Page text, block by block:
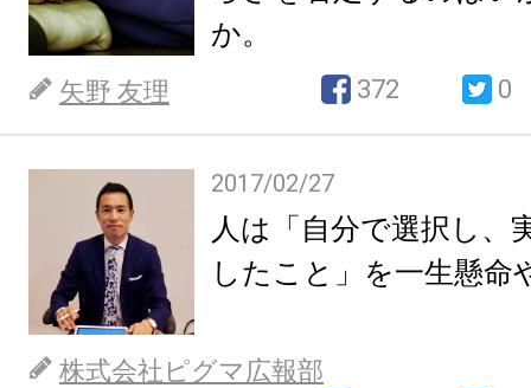
か。
矢野 友理 372 0
2017/02/27
人は「自分で選択し、
したこと」を一生懸命
株式会社ピグマ広報部